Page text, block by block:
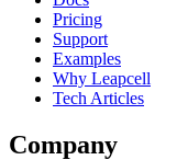
Pricing
Support
Examples
Why Leapcell
Tech Articles
Company